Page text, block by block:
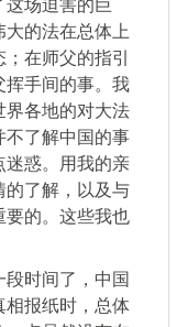
的法在总体上
在师父的指引
挥手间的事。我
界各地的对大法
不了解中国的事
迷惑。用我的亲
的了解，以及与
要的。这些我也
时间了，中国
相报纸时，总体